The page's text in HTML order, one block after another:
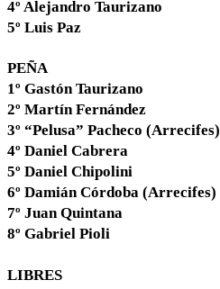
4º Alejandro Taurizano
5º Luis Paz
PEÑA
1º Gastón Taurizano
2º Martín Fernández
3º “Pelusa” Pacheco (Arrecifes)
4º Daniel Cabrera
5º Daniel Chipolini
6º Damián Córdoba (Arrecifes)
7º Juan Quintana
8º Gabriel Pioli
LIBRES